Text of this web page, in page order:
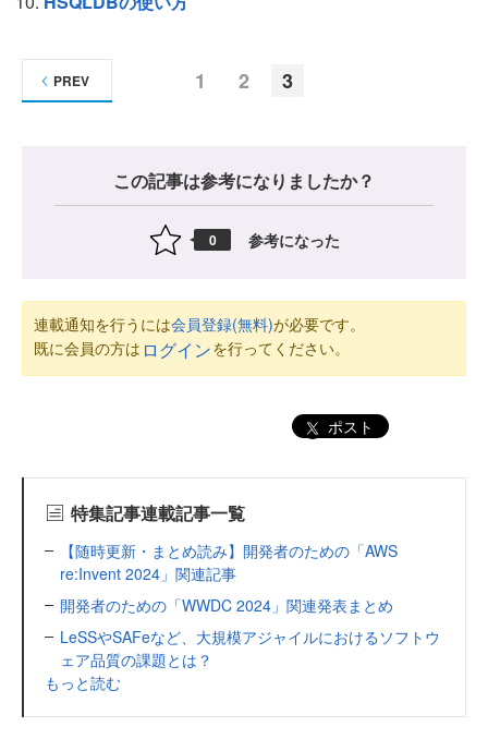
1 2 3
PREV
この記事は参考になりましたか？
0 参考になった
連載通知を行うには会員登録(無料)が必要です。
既に会員の方は ログインを行ってください。
ポスト
特集記事連載記事一覧
【随時更新・まとめ読み】開発者のための「AWS
re:Invent 2024」関連記事
開発者のための「WWDC 2024」関連発表まとめ
LeSSやSAFeなど、大規模アジャイルにおけるソフトウ
ェア品質の課題とは？
もっと読む